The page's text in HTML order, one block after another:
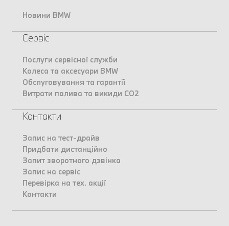
Новини BMW
Сервіс
Послуги сервісної служби
Колеса та аксесуари BMW
Обслуговування та гарантії
Витрати палива та викиди CO2
Контакти
Запис на тест-драйв
Придбати дистанційно
Запит зворотного дзвінка
Запис на сервіс
Перевірка на тех. акції
Контакти